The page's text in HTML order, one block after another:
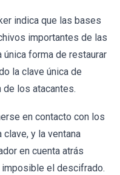
indica que las bases
importantes de las
forma de restaurar
la clave única de
los atacantes.
en contacto con los
y la ventana
en cuenta atrás
imposible el descifrado.